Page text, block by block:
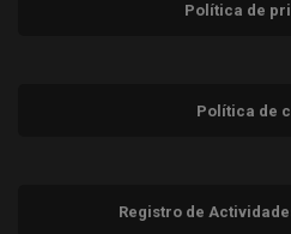
Política de
Política de
Registro de